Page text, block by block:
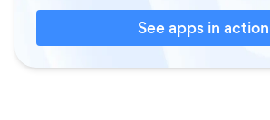
See apps in action